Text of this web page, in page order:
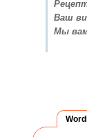
Ваш
Мы